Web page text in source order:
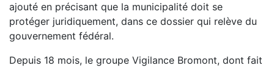
ajouté en précisant que la municipalité doit se
protéger juridiquement, dans ce dossier qui relève du
gouvernement fédéral.
Depuis 18 mois, le groupe Vigilance Bromont, dont fait